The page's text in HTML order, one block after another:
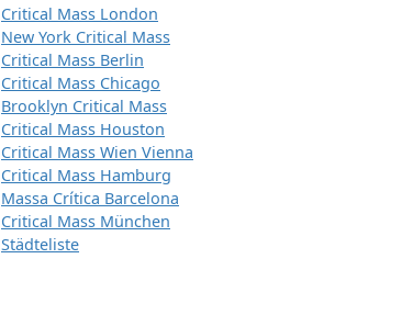
Critical Mass London
New York Critical Mass
Critical Mass Berlin
Critical Mass Chicago
Brooklyn Critical Mass
Critical Mass Houston
Critical Mass Wien Vienna
Critical Mass Hamburg
Massa Crítica Barcelona
Critical Mass München
Städteliste